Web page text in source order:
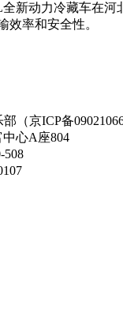
全新动力冷藏车在
效率和安全性。
（京ICP备
心A座804
508